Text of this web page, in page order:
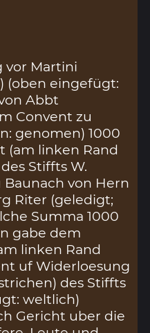
vor Martini
(oben eingefügt:
Abbt
Convent zu
genomen) 1000
(am linken Rand
Stiffts W.
von Hern
Riter (geledigt;
Summa 1000
gabe dem
linken Rand
uf Widerloesung
des Stiffts
weltlich)
Gericht uber die